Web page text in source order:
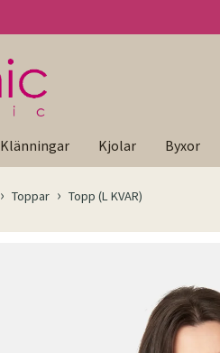
Klänningar Kjolar Byxor
Toppar Topp (L KVAR)